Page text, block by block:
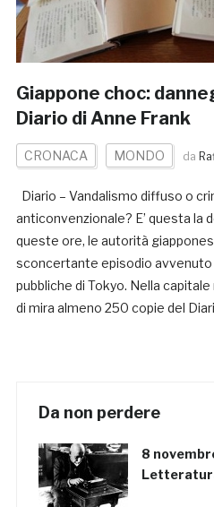
Giappone choc:
Diario di Anne Frank
CRONACA MONDO da
Diario – Vandalismo diffuso o
anticonvenzionale? E’ questa la
queste ore, le autorità
sconcertante episodio
pubbliche di Tokyo. Nella
di mira almeno 250 copie del
Da non perdere
8